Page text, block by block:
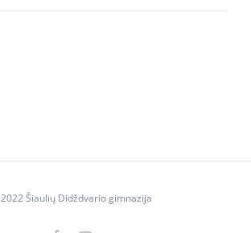
Šiaulių Didždvario gimnazija